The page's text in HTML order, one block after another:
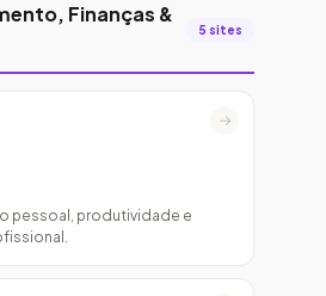
Finanças &
5 sites
→
pessoal, produtividade e